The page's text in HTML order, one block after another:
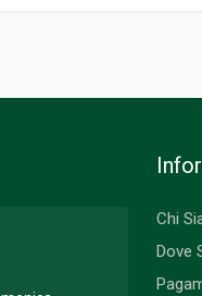
Chi
Dove